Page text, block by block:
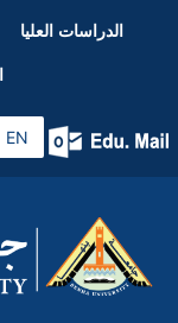
الدراسات العليا
EN